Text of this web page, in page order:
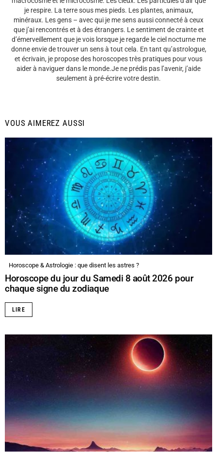
je respire. La terre sous mes pieds. Les plantes, animaux,
minéraux. Les gens – avec qui je me sens aussi connecté à ceux
que j’ai rencontrés et à des étrangers. Le sentiment de crainte et
d’émerveillement que je vois lorsque je regarde le ciel nocturne me
donne envie de trouver un sens à tout cela. En tant qu’astrologue,
et écrivain, je propose des horoscopes très pratiques pour vous
aider à naviguer dans le monde.Je ne prédis pas l’avenir, j’aide
seulement à pré-écrire votre destin.
VOUS AIMEREZ AUSSI
Horoscope & Astrologie : que disent les astres ?
Horoscope du jour du Samedi 8 août 2026 pour
chaque signe du zodiaque
LIRE